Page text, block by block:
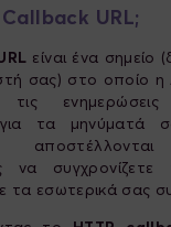
Callback URL;
είναι ένα σημείο
σας) στο οποίο
ενημερώσεις
τα μηνύματά
να
τα εσωτερικά σας